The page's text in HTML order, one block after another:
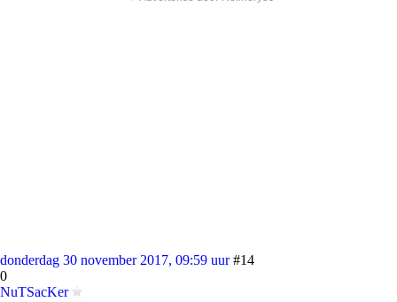
donderdag 30 november 2017, 09:59 uur #14
0
NuTSacKer